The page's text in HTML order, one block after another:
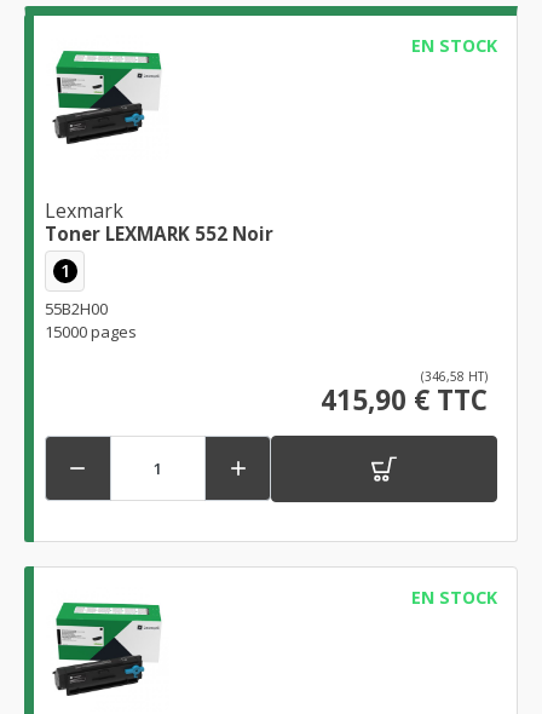
EN STOCK
Lexmark
Toner LEXMARK 552 Noir
1
55B2H00
15000 pages
(346,58 HT)
415,90 € TTC
 
EN STOCK